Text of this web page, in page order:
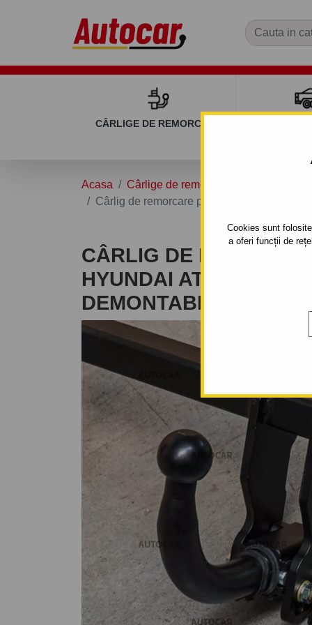
Cookies sunt
a oferi funcții de
CÂRLIGE DE REMORCARE
Acasa Cârlige de remorcare
Cârlig de remorcare pentru Hyundai ATOS
CÂRLIG DE
HYUNDAI ATOS - 5UŞI.
DEMONTABIL